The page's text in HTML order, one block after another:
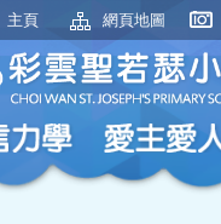
主頁 網頁地圖